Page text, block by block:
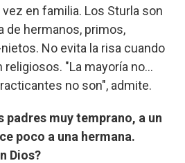
en familia. Los Sturla son
de hermanos, primos,
No evita la risa cuando
"La mayoría no...
no son", admite.
padres muy temprano, a un
poco a una hermana.
Dios?